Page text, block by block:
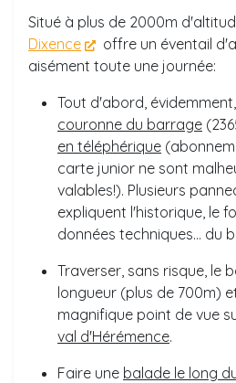
Situé à plus de 2000m
Dixence
offre un éventail
aisément toute une journée:
Tout d'abord, évidemment,
couronne du barrage
en téléphérique
carte junior ne sont
valables!). Plusieurs
expliquent l'historique, le
données techniques... du
Traverser, sans risque, le
longueur (plus de 700m)
magnifique point de vue
val d'Hérémence.
Faire une balade le long